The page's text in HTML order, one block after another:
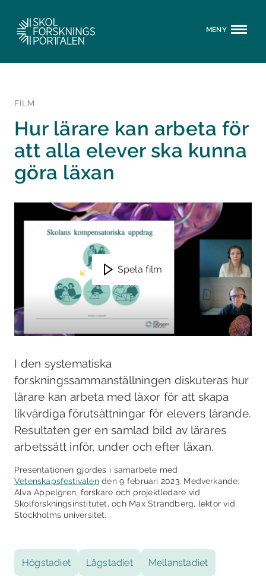
MENY
FILM
Hur lärare kan arbeta för
att alla elever ska kunna
göra läxan
Spela film
I den systematiska
forskningssammanställningen diskuteras hur
lärare kan arbeta med läxor för att skapa
likvärdiga förutsättningar för elevers lärande.
Resultaten ger en samlad bild av lärares
arbetssätt inför, under och efter läxan.
Presentationen gjordes i samarbete med
Vetenskapsfestivalenden 9 februari 2023. Medverkande:
Alva Appelgren, forskare och projektledare vid
Skolforskningsinstitutet, och Max Strandberg, lektor vid
Stockholms universitet.
Högstadiet Lågstadiet Mellanstadiet